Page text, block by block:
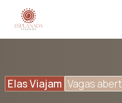
Elas Viajam Vagas